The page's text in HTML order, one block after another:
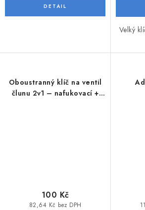
Velký
Oboustranný klíč na ventil
člunu 2v1 – nafukovací +
82,64 Kč bez DPH
100 Kč